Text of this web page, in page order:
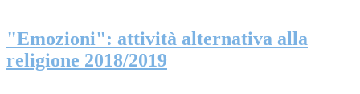
"Emozioni": attività alternativa alla
religione 2018/2019